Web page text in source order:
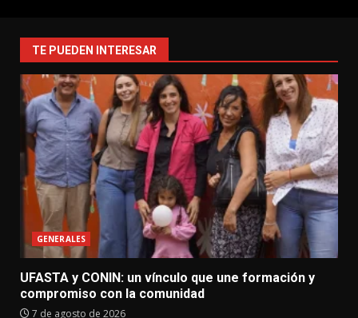
TE PUEDEN INTERESAR
GENERALES
UFASTA y CONIN: un vínculo que une formación y
compromiso con la comunidad
7 de agosto de 2026